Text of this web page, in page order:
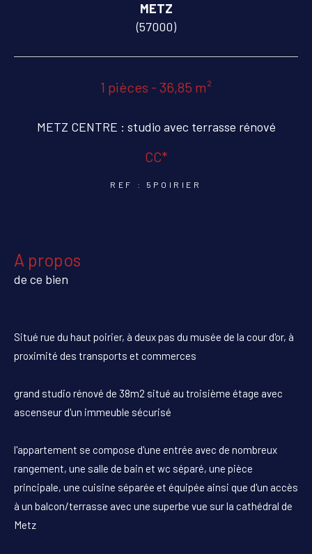
METZ
(57000)
1 pièces - 36,85 m²
METZ CENTRE : studio avec terrasse rénové
CC*
REF : 5POIRIER
a propos
de ce bien
Situé rue du haut poirier, à deux pas du musée de la cour d'or, à
proximité des transports et commerces
grand studio rénové de 38m2 situé au troisième étage avec
ascenseur d'un immeuble sécurisé
l'appartement se compose d'une entrée avec de nombreux
rangement, une salle de bain et wc séparé, une pièce
principale, une cuisine séparée et équipée ainsi que d'un accès
à un balcon/terrasse avec une superbe vue sur la cathédral de
Metz
NOUVEAUTÉS